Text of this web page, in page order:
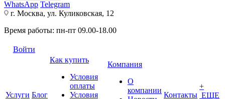
WhatsApp Telegram
г. Москва, ул. Куликовская, 12
Время работы: пн-пт 09.00-18.00
Войти
Услуги Блог
Как купить
Условия
оплаты
Условия
Компания
О
компании
Контакты
+
ЕЩЕ